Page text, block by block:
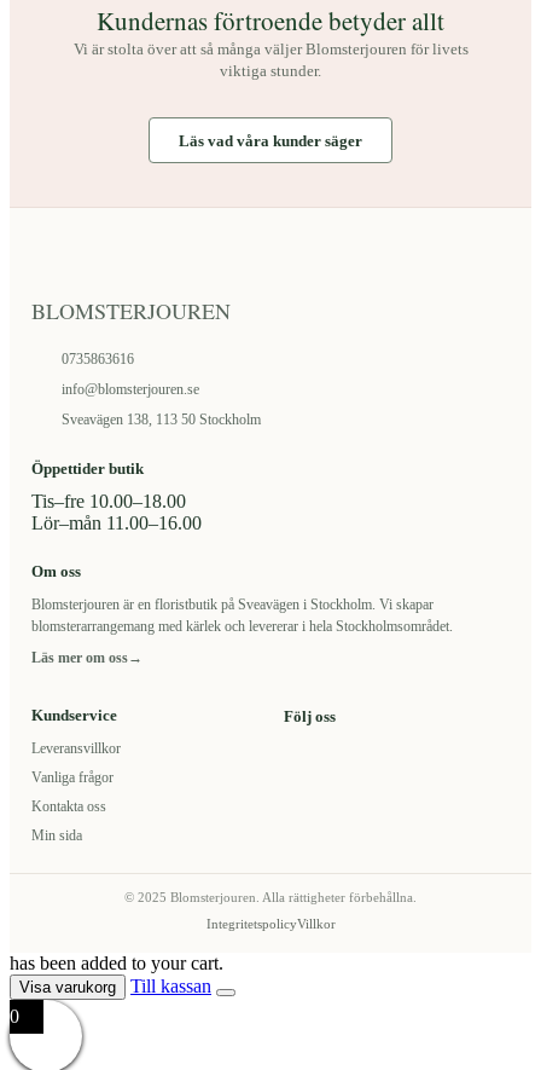
Kundernas förtroende betyder allt
Vi är stolta över att så många väljer Blomsterjouren för livets
viktiga stunder.
Läs vad våra kunder säger
BLOMSTERJOUREN
0735863616
info@blomsterjouren.se
Sveavägen 138, 113 50 Stockholm
Öppettider butik
Tis–fre 10.00–18.00
Lör–mån 11.00–16.00
Om oss
Blomsterjouren är en floristbutik på Sveavägen i Stockholm. Vi skapar
blomsterarrangemang med kärlek och levererar i hela Stockholmsområdet.
Läs mer om oss→
Kundservice
Leveransvillkor
Vanliga frågor
Kontakta oss
Min sida
Följ oss
© 2025 Blomsterjouren. Alla rättigheter förbehållna.
IntegritetspolicyVillkor
has been added to your cart.
Visa varukorg
Till kassan
0